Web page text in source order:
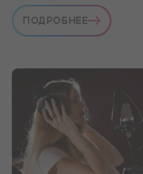
ПОДРОБНЕЕ